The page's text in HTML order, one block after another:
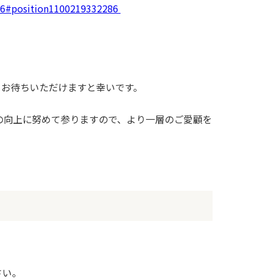
待ちいただけますと幸いです。
上に努めて参りますので、より一層のご愛顧を
。